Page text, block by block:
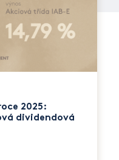
2025:
dividendová